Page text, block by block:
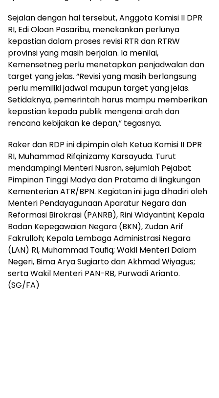
Sejalan dengan hal tersebut, Anggota Komisi II DPR
RI, Edi Oloan Pasaribu, menekankan perlunya
kepastian dalam proses revisi RTR dan RTRW
provinsi yang masih berjalan. Ia menilai,
Kemensetneg perlu menetapkan penjadwalan dan
target yang jelas. “Revisi yang masih berlangsung
perlu memiliki jadwal maupun target yang jelas.
Setidaknya, pemerintah harus mampu memberikan
kepastian kepada publik mengenai arah dan
rencana kebijakan ke depan,” tegasnya.
Raker dan RDP ini dipimpin oleh Ketua Komisi II DPR
RI, Muhammad Rifqinizamy Karsayuda. Turut
mendampingi Menteri Nusron, sejumlah Pejabat
Pimpinan Tinggi Madya dan Pratama di lingkungan
Kementerian ATR/BPN. Kegiatan ini juga dihadiri oleh
Menteri Pendayagunaan Aparatur Negara dan
Reformasi Birokrasi (PANRB), Rini Widyantini; Kepala
Badan Kepegawaian Negara (BKN), Zudan Arif
Fakrulloh; Kepala Lembaga Administrasi Negara
(LAN) RI, Muhammad Taufiq; Wakil Menteri Dalam
Negeri, Bima Arya Sugiarto dan Akhmad Wiyagus;
serta Wakil Menteri PAN-RB, Purwadi Arianto.
(SG/FA)